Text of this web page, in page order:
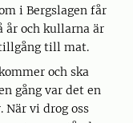
i Bergslagen får
år och kullarna är
till mat.
och ska
gång var det en
När vi drog oss